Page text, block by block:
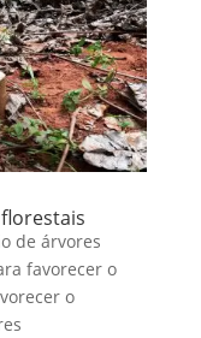
de árvores
favorecer o
o